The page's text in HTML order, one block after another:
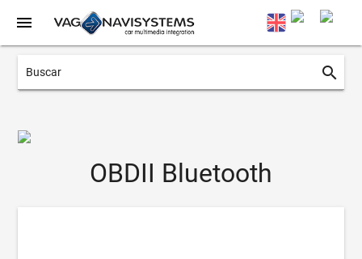
menu
search
OBDII Bluetooth